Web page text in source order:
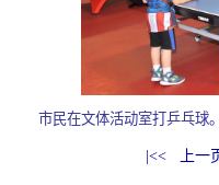
市民在文体活动室打乒乓球
|<< 上一